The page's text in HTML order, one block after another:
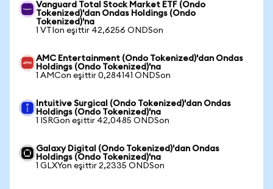
Vanguard Total Stock Market ETF (Ondo
Tokenized)'dan Ondas Holdings (Ondo
Tokenized)'na
1 VTIon eşittir 42,6256 ONDSon
AMC Entertainment (Ondo Tokenized)'dan Ondas
Holdings (Ondo Tokenized)'na
1 AMCon eşittir 0,284141 ONDSon
Intuitive Surgical (Ondo Tokenized)'dan Ondas
Holdings (Ondo Tokenized)'na
1 ISRGon eşittir 42,0485 ONDSon
Galaxy Digital (Ondo Tokenized)'dan Ondas
Holdings (Ondo Tokenized)'na
1 GLXYon eşittir 2,2335 ONDSon